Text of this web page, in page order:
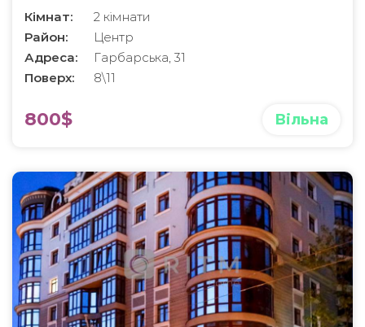
Кімнат:
2 кімнати
Район:
Центр
Адреса:
Гарбарська, 31
Поверх:
8\11
800$ Вільна